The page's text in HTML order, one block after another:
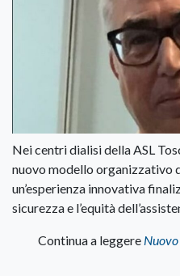
Nei centri dialisi della ASL
nuovo modello organizzativo
un’esperienza innovativa
sicurezza e l’equità
Continua a leggere